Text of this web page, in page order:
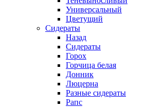
Универсальный
Цветущий
Сидераты
Назад
Сидераты
Горох
Горчица белая
Донник
Люцерна
Разные сидераты
Рапс